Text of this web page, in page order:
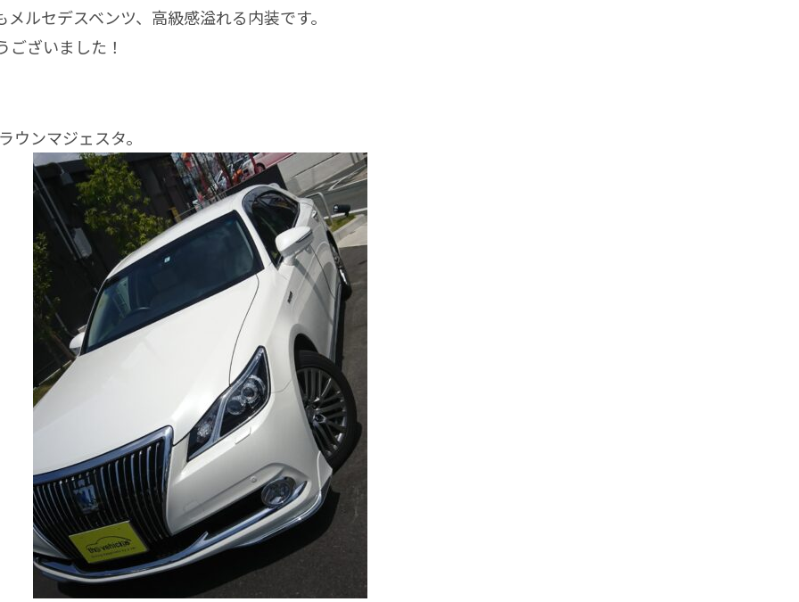
ルセデスベンツ、高級感溢れる内装です。
ざいました！
ウンマジェスタ。